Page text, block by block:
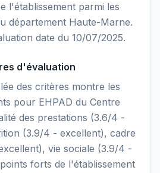
l'établissement parmi les
département Haute-Marne.
date du 10/07/2025.
d'évaluation
des critères montre les
pour EHPAD du Centre
des prestations (3.6/4 -
(3.9/4 - excellent), cadre
vie sociale (3.9/4 -
forts de l'établissement